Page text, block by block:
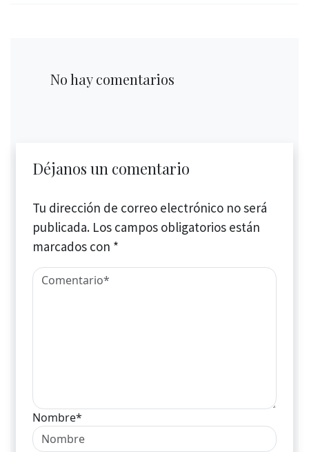
No hay comentarios
Déjanos un comentario
Tu dirección de correo electrónico no será
publicada. Los campos obligatorios están
marcados con *
Nombre*